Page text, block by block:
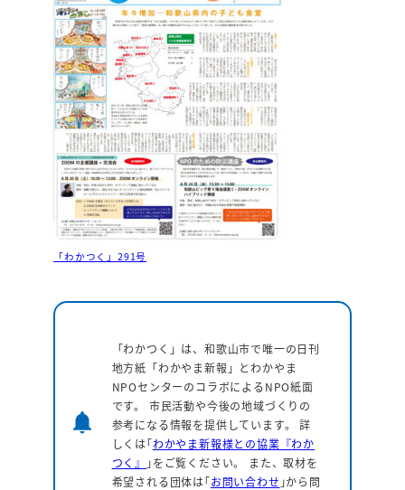
「わかつく」291号
notifications
「わかつく」は、和歌山市で唯一の日刊
地方紙「わかやま新報」とわかやま
NPOセンターのコラボによるNPO紙面
です。 市民活動や今後の地域づくりの
参考になる情報を提供しています。詳
しくは｢わかやま新報様との協業『わか
つく』
｣をご覧ください。 また、取材を
希望される団体は｢お問い合わせ ｣から問